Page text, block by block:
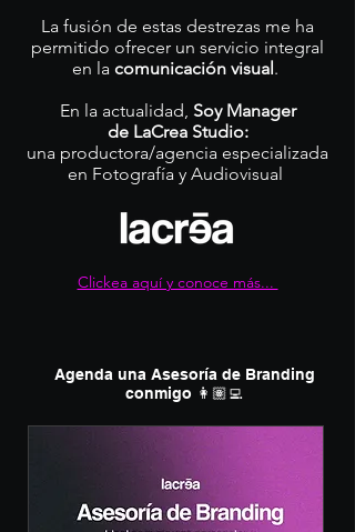
La fusión de estas destrezas me ha
permitido ofrecer un servicio integral
en la comunicación visual.
En la actualidad, Soy Manager
de LaCrea Studio:
una productora/agencia especializada
en Fotografía y Audiovisual
Clickea aquí y conoce más...
Agenda una Asesoría de Branding
conmigo 👩🏽‍💻